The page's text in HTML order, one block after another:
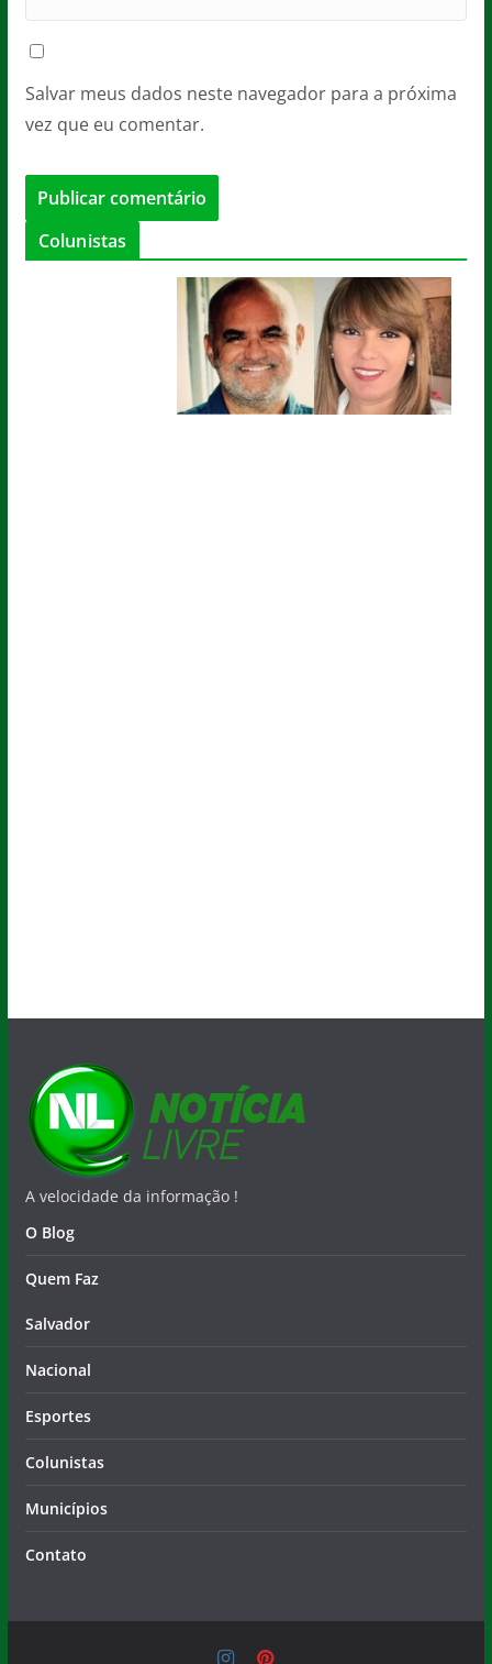
Salvar meus dados neste navegador para a próxima
vez que eu comentar.
Colunistas
A velocidade da informação !
O Blog
Quem Faz
Salvador
Nacional
Esportes
Colunistas
Municípios
Contato